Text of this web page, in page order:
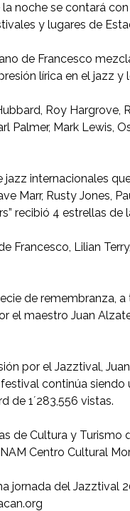
noche se contará
y lugares de
de Francesco
lírica en el jazz y
Roy Hargrove,
Palmer, Mark Lewis,
internacionales
Marr, Rusty Jones,
recibió 4 estrellas de
Francesco, Lilian
de remembranza,
el maestro Juan
por el Jazztival,
continúa
de 1´283,556 vistas.
de Cultura y
Centro Cultural
jornada del